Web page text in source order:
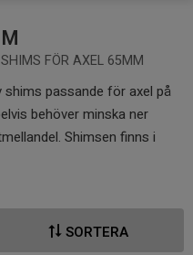
SHIMS FÖR AXEL 65MM
passande för axel på
behöver minska ner
Shimsen finns i
SORTERA